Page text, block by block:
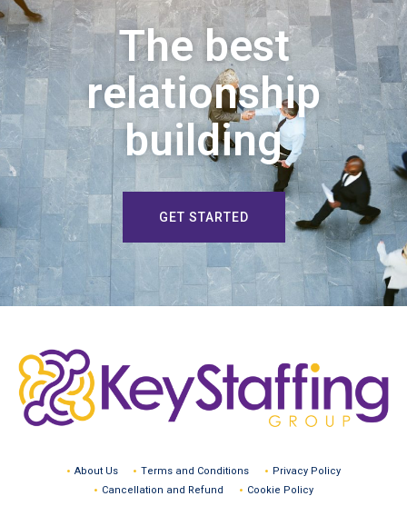
The best
relationship
building
GET STARTED
About Us Terms and Conditions
Privacy Policy
Cancellation and Refund
Cookie Policy